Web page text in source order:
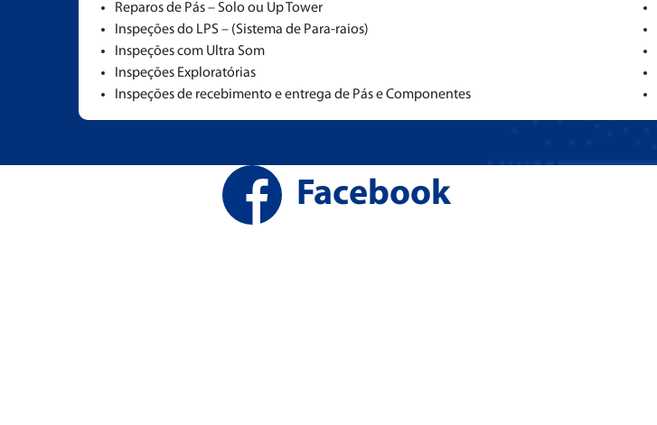
Reparos de Pás – Solo ou Up Tower
Inspeções do LPS – (Sistema de Para-raios)
Inspeções com Ultra Som
Inspeções Exploratórias
Inspeções de recebimento e entrega de Pás e Componentes
Facebook